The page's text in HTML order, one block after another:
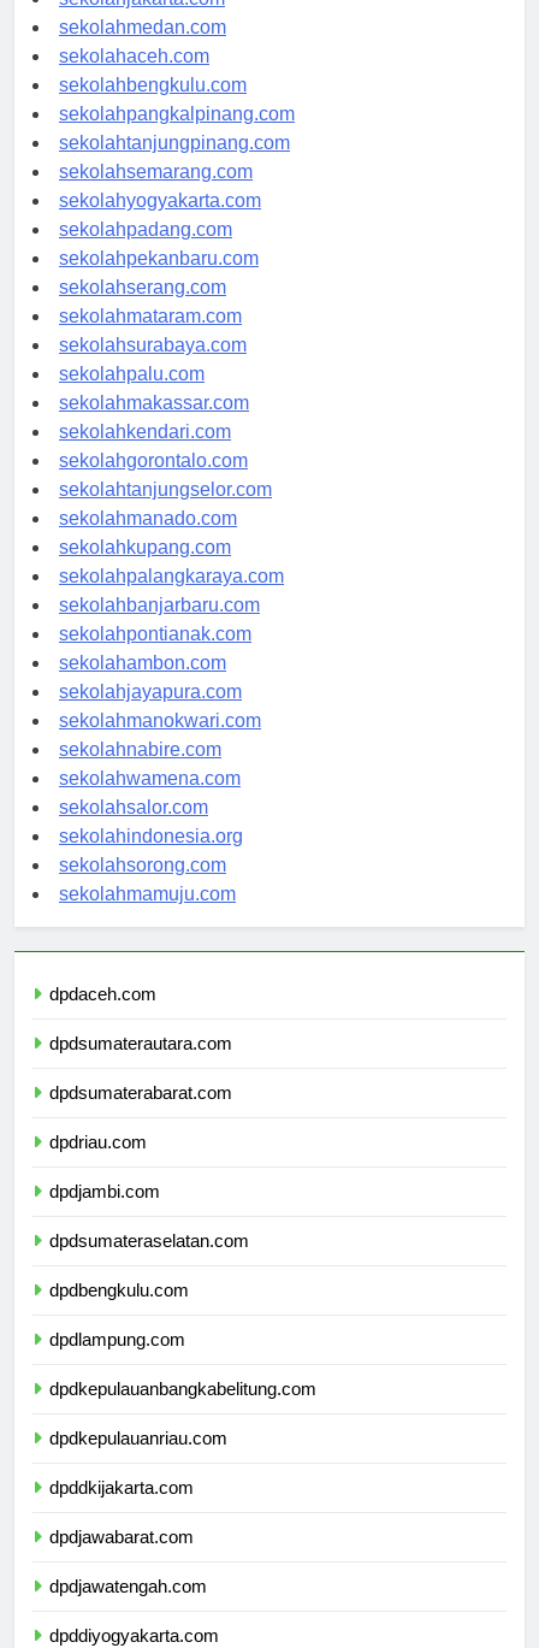
sekolahmedan.com
sekolahaceh.com
sekolahbengkulu.com
sekolahpangkalpinang.com
sekolahtanjungpinang.com
sekolahsemarang.com
sekolahyogyakarta.com
sekolahpadang.com
sekolahpekanbaru.com
sekolahserang.com
sekolahmataram.com
sekolahsurabaya.com
sekolahpalu.com
sekolahmakassar.com
sekolahkendari.com
sekolahgorontalo.com
sekolahtanjungselor.com
sekolahmanado.com
sekolahkupang.com
sekolahpalangkaraya.com
sekolahbanjarbaru.com
sekolahpontianak.com
sekolahambon.com
sekolahjayapura.com
sekolahmanokwari.com
sekolahnabire.com
sekolahwamena.com
sekolahsalor.com
sekolahindonesia.org
sekolahsorong.com
sekolahmamuju.com
dpdaceh.com
dpdsumaterautara.com
dpdsumaterabarat.com
dpdriau.com
dpdjambi.com
dpdsumateraselatan.com
dpdbengkulu.com
dpdlampung.com
dpdkepulauanbangkabelitung.com
dpdkepulauanriau.com
dpddkijakarta.com
dpdjawabarat.com
dpdjawatengah.com
dpddiyogyakarta.com